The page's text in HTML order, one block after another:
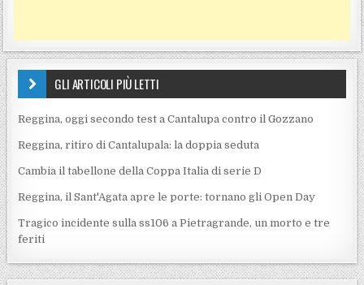
GLI ARTICOLI PIÙ LETTI
Reggina, oggi secondo test a Cantalupa contro il Gozzano
Reggina, ritiro di Cantalupala: la doppia seduta
Cambia il tabellone della Coppa Italia di serie D
Reggina, il Sant'Agata apre le porte: tornano gli Open Day
Tragico incidente sulla ss106 a Pietragrande, un morto e tre
feriti